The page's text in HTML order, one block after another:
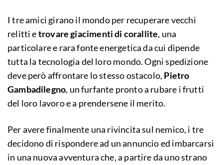
I tre amici girano il mondo per recuperare vecchi
relitti etrovare giacimenti di corallite, una
particolare e rara fonte energetica da cui dipende
tutta la tecnologia del loro mondo. Ogni spedizione
deve però affrontare lo stesso ostacolo, Pietro
Gambadilegno, un furfante pronto a rubare i frutti
del loro lavoro e a prendersene il merito.
Per avere finalmente una rivincita sul nemico, i tre
decidono di rispondere ad un annuncio ed imbarcarsi
in una nuova avventura che, a partire da uno strano